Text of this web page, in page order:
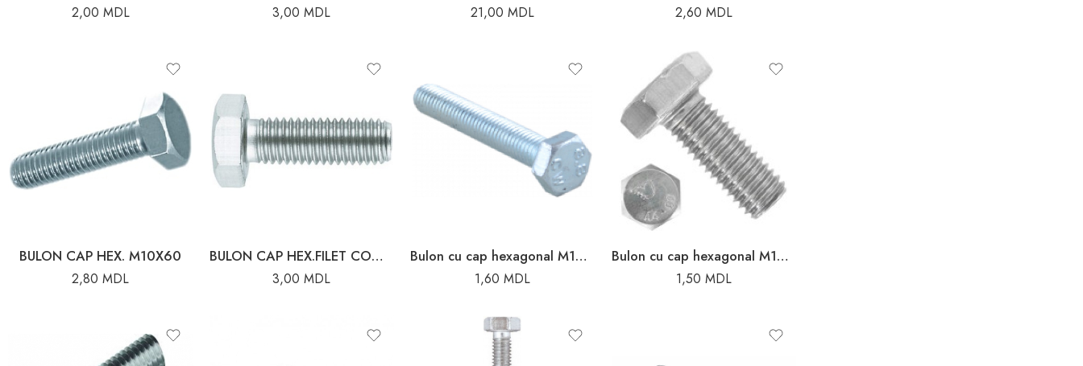
2,00 MDL 3,00MDL 21,00MDL 2,60 MDL
BULON CAP HEX. M10X60
2,80MDL
BULON CAP HEX.FILET COMPLET M10X40
3,00MDL
Bulon cu cap hexagonal M10X20
1,60MDL
Bulon cu cap hexagonal M10X25
1,50 MDL